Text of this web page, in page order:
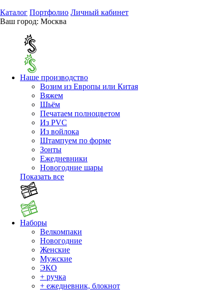
Каталог Портфолио Личный кабинет
Ваш город: Москва
Наше производство
Возим из Европы или Китая
Вяжем
Шьём
Печатаем полноцветом
Из PVC
Из войлока
Штампуем по форме
Зонты
Ежедневники
Новогодние шары
Показать все
Наборы
Велкомпаки
Новогодние
Женские
Мужские
ЭКО
+ ручка
+ ежедневник, блокнот